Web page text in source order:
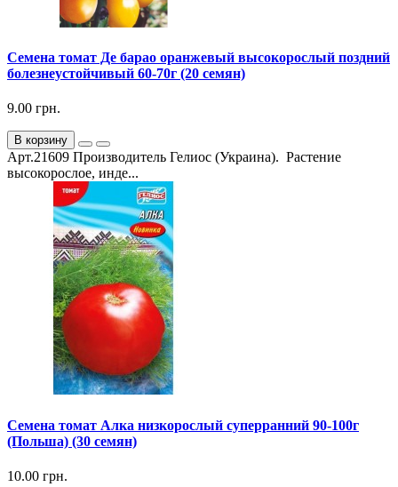
Семена томат Де барао оранжевый высокорослый поздний
болезнеустойчивый 60-70г (20 семян)
9.00 грн.
В корзину
Арт.21609 Производитель Гелиос (Украина). Растение
высокорослое, инде...
Семена томат Алка низкорослый суперранний 90-100г
(Польша) (30 семян)
10.00 грн.